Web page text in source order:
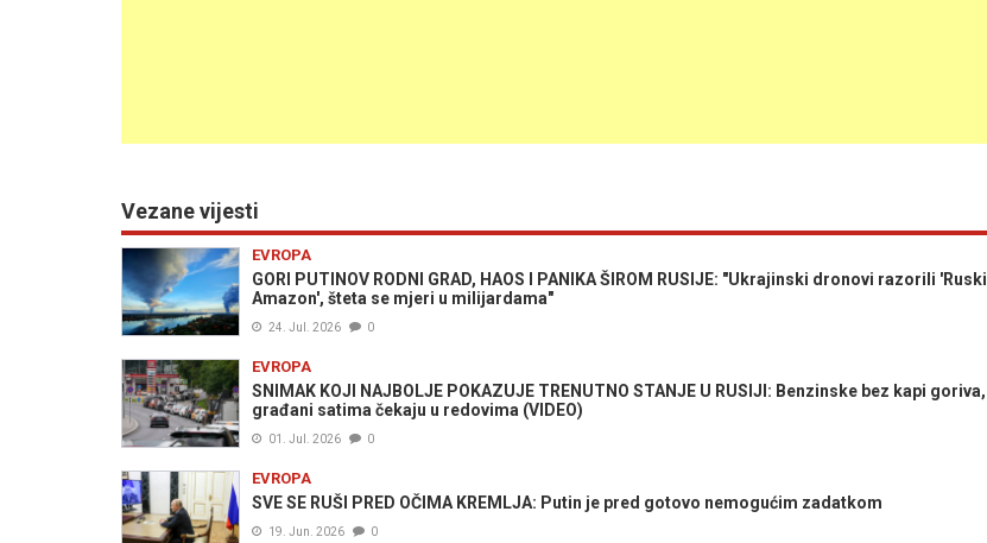
Vezane vijesti
EVROPA
GORI PUTINOV RODNI GRAD, HAOS I PANIKA ŠIROM RUSIJE: "Ukrajinski dronovi razorili 'Ruski
Amazon', šteta se mjeri u milijardama"
24. Jul. 2026 0
EVROPA
SNIMAK KOJI NAJBOLJE POKAZUJE TRENUTNO STANJE U RUSIJI: Benzinske bez kapi goriva,
građani satima čekaju u redovima (VIDEO)
01. Jul. 2026 0
EVROPA
SVE SE RUŠI PRED OČIMA KREMLJA: Putin je pred gotovo nemogućim zadatkom
19. Jun. 2026 0